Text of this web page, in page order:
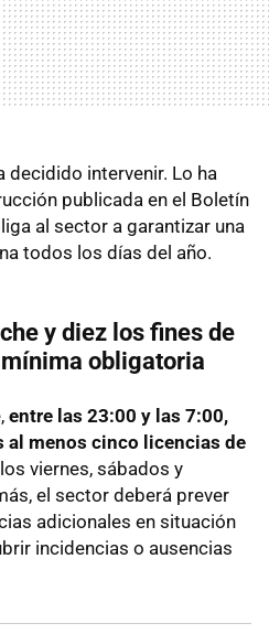
decidido intervenir. Lo ha
publicada en el Boletín
al sector a garantizar una
todos los días del año.
y diez los fines de
obligatoria
entre las 23:00 y las 7:00,
al menos cinco licencias de
viernes, sábados y
el sector deberá prever
adicionales en situación
incidencias o ausencias